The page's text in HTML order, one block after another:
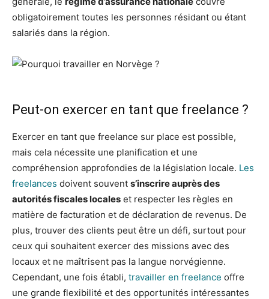
obligatoirement toutes les personnes résidant ou étant
salariés dans la région.
Peut-on exercer en tant que freelance ?
Exercer en tant que freelance sur place est possible,
mais cela nécessite une planification et une
compréhension approfondies de la législation locale. Les
freelances doivent souvent s’inscrire auprès des
autorités fiscales locales et respecter les règles en
matière de facturation et de déclaration de revenus. De
plus, trouver des clients peut être un défi, surtout pour
ceux qui souhaitent exercer des missions avec des
locaux et ne maîtrisent pas la langue norvégienne.
Cependant, une fois établi, travailler en freelance offre
une grande flexibilité et des opportunités intéressantes